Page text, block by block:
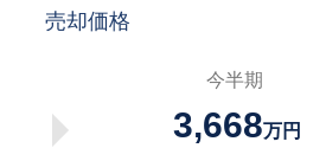
売却価格
今半期
3,668万円